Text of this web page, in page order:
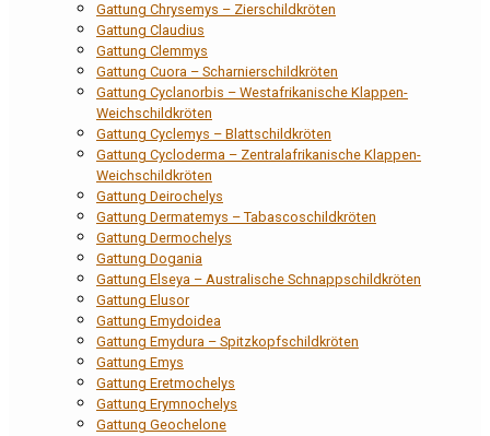
Gattung Chrysemys – Zierschildkröten
Gattung Claudius
Gattung Clemmys
Gattung Cuora – Scharnierschildkröten
Gattung Cyclanorbis – Westafrikanische Klappen-
Weichschildkröten
Gattung Cyclemys – Blattschildkröten
Gattung Cycloderma – Zentralafrikanische Klappen-
Weichschildkröten
Gattung Deirochelys
Gattung Dermatemys – Tabascoschildkröten
Gattung Dermochelys
Gattung Dogania
Gattung Elseya – Australische Schnappschildkröten
Gattung Elusor
Gattung Emydoidea
Gattung Emydura – Spitzkopfschildkröten
Gattung Emys
Gattung Eretmochelys
Gattung Erymnochelys
Gattung Geochelone